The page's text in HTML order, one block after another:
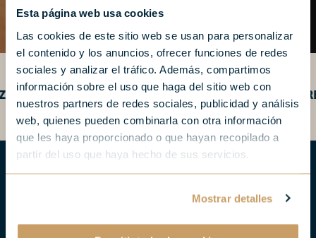
Esta página web usa cookies
Las cookies de este sitio web se usan para personalizar
el contenido y los anuncios, ofrecer funciones de redes
sociales y analizar el tráfico. Además, compartimos
información sobre el uso que haga del sitio web con
nuestros partners de redes sociales, publicidad y análisis
web, quienes pueden combinarla con otra información
que les haya proporcionado o que hayan recopilado a
partir del uso que haya hecho de sus servicios.
Mostrar detalles
48 ORDURA ARTE GOSARIA PREZIORIK